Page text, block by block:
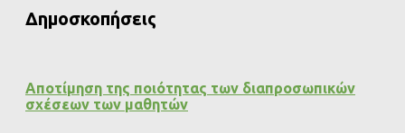
Δημοσκοπήσεις
Αποτίμηση της ποιότητας των διαπροσωπικών
σχέσεων των μαθητών